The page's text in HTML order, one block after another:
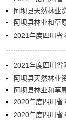
阿坝县天然林业
阿坝县林业和草
阿坝县天然林业
阿坝县林业和草